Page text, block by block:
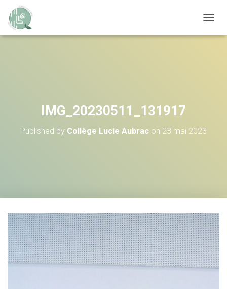
IMG_20230511_131917
Published by Collège Lucie Aubrac on 23 mai 2023